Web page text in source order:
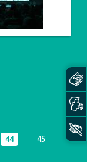
Usar ABA
Página
44 Página
45